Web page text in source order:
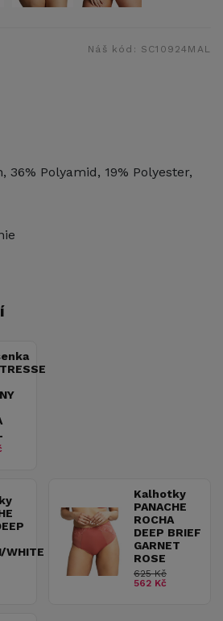
Náš kód: SC10924MAL
36% Polyamid, 19% Polyester,
WHITE
Kalhotky
PANACHE
ROCHA
DEEP BRIEF
GARNET
ROSE
625 Kč
562 Kč